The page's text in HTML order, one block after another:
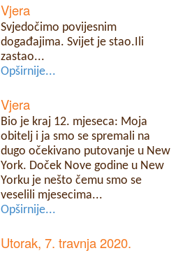
Vjera
Svjedočimo povijesnim
događajima. Svijet je stao.Ili
zastao...
Opširnije...
Vjera
Bio je kraj 12. mjeseca: Moja
obitelj i ja smo se spremali na
dugo očekivano putovanje u New
York. Doček Nove godine u New
Yorku je nešto čemu smo se
veselili mjesecima...
Opširnije...
Utorak, 7. travnja 2020.